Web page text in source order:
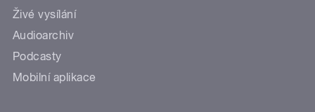
Živé vysílání
Audioarchiv
Podcasty
Mobilní aplikace